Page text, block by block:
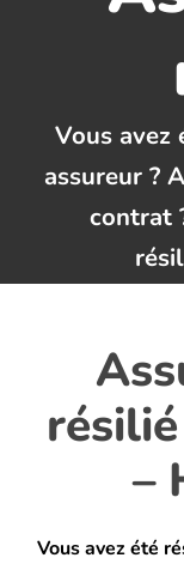
Assurance malussé
Assurance résilié
Vous avez
assureur ?
contrat
–
Vous avez été